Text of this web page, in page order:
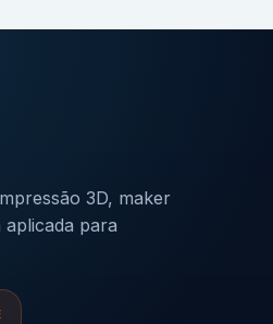
3D, maker
para